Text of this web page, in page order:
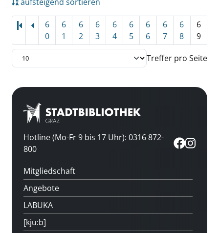
6
0
6
1
6
2
6
3
6
4
6
5
6
6
6
7
6
8
6
9
Treffer pro Seite
Hotline (Mo-Fr 9 bis 17 Uhr): 0316 872-
800
Mitgliedschaft
Angebote
LABUKA
[kju:b]